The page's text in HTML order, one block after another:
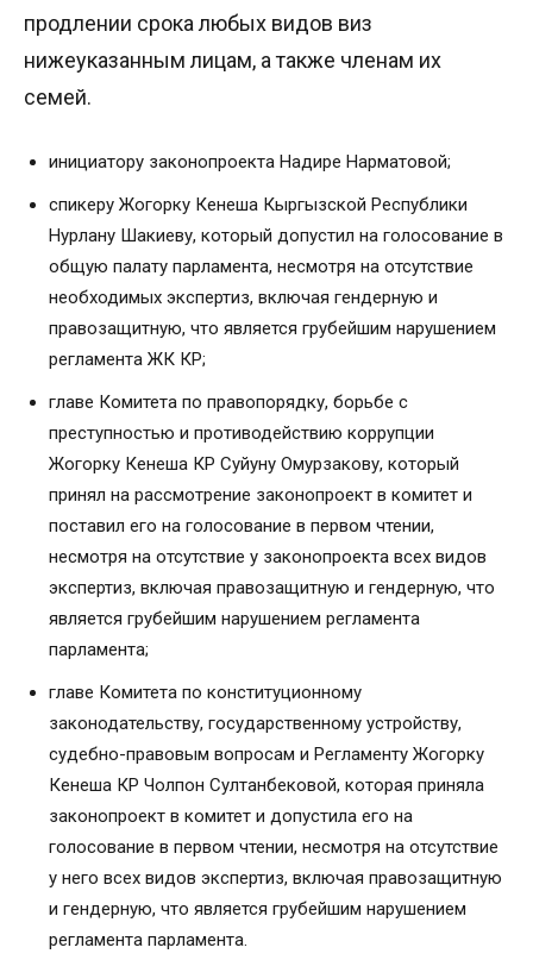
продлении срока любых видов виз
нижеуказанным лицам, а также членам их
семей.
инициатору законопроекта Надире Нарматовой;
спикеру Жогорку Кенеша Кыргызской Республики
Нурлану Шакиеву, который допустил на голосование в
общую палату парламента, несмотря на отсутствие
необходимых экспертиз, включая гендерную и
правозащитную, что является грубейшим нарушением
регламента ЖК КР;
главе Комитета по правопорядку, борьбе с
преступностью и противодействию коррупции
Жогорку Кенеша КР Суйуну Омурзакову, который
принял на рассмотрение законопроект в комитет и
поставил его на голосование в первом чтении,
несмотря на отсутствие у законопроекта всех видов
экспертиз, включая правозащитную и гендерную, что
является грубейшим нарушением регламента
парламента;
главе Комитета по конституционному
законодательству, государственному устройству,
судебно-правовым вопросам и Регламенту Жогорку
Кенеша КР Чолпон Султанбековой, которая приняла
законопроект в комитет и допустила его на
голосование в первом чтении, несмотря на отсутствие
у него всех видов экспертиз, включая правозащитную
и гендерную, что является грубейшим нарушением
регламента парламента.